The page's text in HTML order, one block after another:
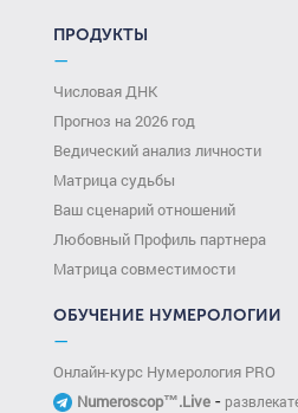
ПРОДУКТЫ
—
Числовая ДНК
Прогноз на 2026 год
Ведический анализ личности
Матрица судьбы
Ваш сценарий отношений
Любовный Профиль партнера
Матрица совместимости
ОБУЧЕНИЕ НУМЕРОЛОГИИ
—
Онлайн-курс Нумерология PRO
Numeroscop™.Live -